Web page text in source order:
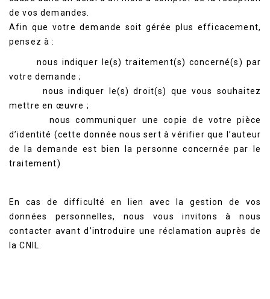
de vos demandes.
Afin que votre demande soit gérée plus efficacement,
pensez à :
nous indiquer le(s) traitement(s) concerné(s) par
votre demande ;
nous indiquer le(s) droit(s) que vous souhaitez
mettre en œuvre ;
nous communiquer une copie de votre pièce
d’identité (cette donnée nous sert à vérifier que l’auteur
de la demande est bien la personne concernée par le
traitement)
En cas de difficulté en lien avec la gestion de vos
données personnelles, nous vous invitons à nous
contacter avant d’introduire une réclamation auprès de
la CNIL.